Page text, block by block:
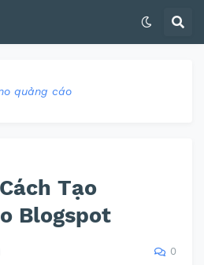
quảng cáo
Tạo
Blogspot
0